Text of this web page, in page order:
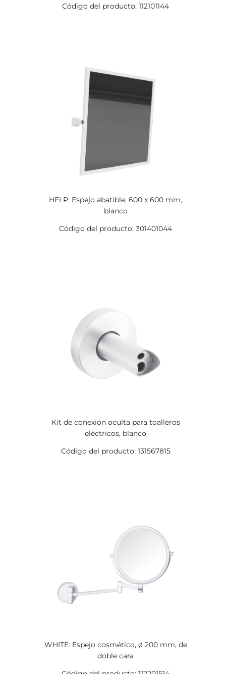
Código del producto: 112101144
HELP: Espejo abatible, 600 x 600 mm,
blanco
Código del producto: 301401044
Kit de conexión oculta para toalleros
eléctricos, blanco
Código del producto: 131567815
WHITE: Espejo cosmético, ø 200 mm, de
doble cara